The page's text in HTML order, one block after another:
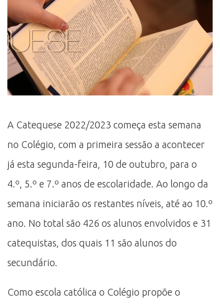
A Catequese 2022/2023 começa esta semana
no Colégio, com a primeira sessão a acontecer
já esta segunda-feira, 10 de outubro, para o
4.º, 5.º e 7.º anos de escolaridade. Ao longo da
semana iniciarão os restantes níveis, até ao 10.º
ano. No total são 426 os alunos envolvidos e 31
catequistas, dos quais 11 são alunos do
secundário.
Como escola católica o Colégio propõe o